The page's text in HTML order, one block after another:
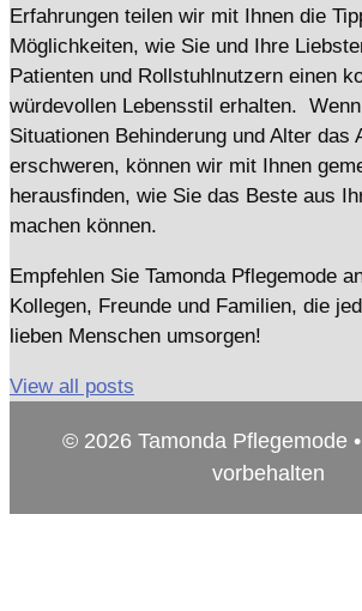
Erfahrungen teilen wir mit Ihnen die
Möglichkeiten, wie Sie und Ihre
Patienten und Rollstuhlnutzern einen
würdevollen Lebensstil erhalten.
Situationen Behinderung und Alter das
erschweren, können wir mit Ihnen
herausfinden, wie Sie das Beste aus
machen können.
Empfehlen Sie Tamonda Pflegemode
Kollegen, Freunde und Familien, die
lieben Menschen umsorgen!
View all posts
© 2026 Tamonda Pflegemode
vorbehalten